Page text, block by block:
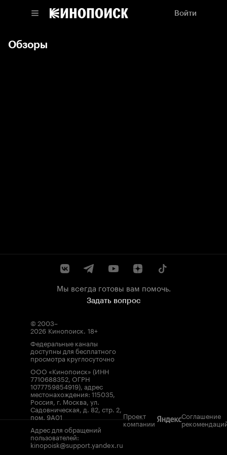
Войти
Обзоры
Мы всегда готовы вам помочь.
Задать вопрос
© 2003–
2026 Кинопоиск. 18+
Федеральные каналы
доступны для бесплатного
просмотра круглосуточно
ООО «Кинопоиск» (ИНН
7710688352, ОГРН
1077759854919), адрес
местонахождения: 115035,
Россия, г. Москва, ул.
Садовническая, д. 82, стр. 2,
пом. 9А01
Адрес для обращений
пользователей:
kinopoisk@support.yandex.ru
Проект
компании
Соглашение